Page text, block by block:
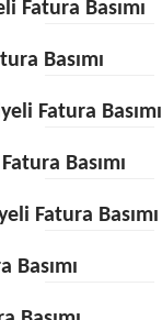
Fatura Basımı
Basımı
Fatura Basımı
Basımı
Fatura Basımı
Basımı